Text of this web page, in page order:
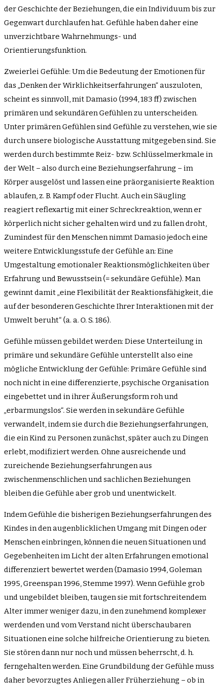
der Geschichte der Beziehungen, die ein Individuum bis zur
Gegenwart durchlaufen hat. Gefühle haben daher eine
unverzichtbare Wahrnehmungs- und
Orientierungsfunktion.
Zweierlei Gefühle: Um die Bedeutung der Emotionen für
das „Denken der Wirklichkeitserfahrungen“ auszuloten,
scheint es sinnvoll, mit Damasio (1994, 183 ff) zwischen
primären und sekundären Gefühlen zu unterscheiden.
Unter primären Gefühlen sind Gefühle zu verstehen, wie sie
durch unsere biologische Ausstattung mitgegeben sind. Sie
werden durch bestimmte Reiz- bzw. Schlüsselmerkmale in
der Welt – also durch eine Beziehungserfahrung – im
Körper ausgelöst und lassen eine präorganisierte Reaktion
ablaufen, z. B. Kampf oder Flucht. Auch ein Säugling
reagiert reflexartig mit einer Schreckreaktion, wenn er
körperlich nicht sicher gehalten wird und zu fallen droht,
Zumindest für den Menschen nimmt Damasio jedoch eine
weitere Entwicklungsstufe der Gefühle an: Eine
Umgestaltung emotionaler Reaktionsmöglichkeiten über
Erfahrung und Bewusstsein (= sekundäre Gefühle). Man
gewinnt damit „eine Flexibilität der Reaktionsfähigkeit, die
auf der besonderen Geschichte Ihrer Interaktionen mit der
Umwelt beruht“ (a. a. O. S. 186).
Gefühle müssen gebildet werden: Diese Unterteilung in
primäre und sekundäre Gefühle unterstellt also eine
mögliche Entwicklung der Gefühle: Primäre Gefühle sind
noch nicht in eine differenzierte, psychische Organisation
eingebettet und in ihrer Äußerungsform roh und
„erbarmungslos“. Sie werden in sekundäre Gefühle
verwandelt, indem sie durch die Beziehungserfahrungen,
die ein Kind zu Personen zunächst, später auch zu Dingen
erlebt, modifiziert werden. Ohne ausreichende und
zureichende Beziehungserfahrungen aus
zwischenmenschlichen und sachlichen Beziehungen
bleiben die Gefühle aber grob und unentwickelt.
Indem Gefühle die bisherigen Beziehungserfahrungen des
Kindes in den augenblicklichen Umgang mit Dingen oder
Menschen einbringen, können die neuen Situationen und
Gegebenheiten im Licht der alten Erfahrungen emotional
differenziert bewertet werden (Damasio 1994, Goleman
1995, Greenspan 1996, Stemme 1997). Wenn Gefühle grob
und ungebildet bleiben, taugen sie mit fortschreitendem
Alter immer weniger dazu, in den zunehmend komplexer
werdenden und vom Verstand nicht überschaubaren
Situationen eine solche hilfreiche Orientierung zu bieten.
Sie stören dann nur noch und müssen beherrscht, d. h.
ferngehalten werden. Eine Grundbildung der Gefühle muss
daher bevorzugtes Anliegen aller Früherziehung – ob in